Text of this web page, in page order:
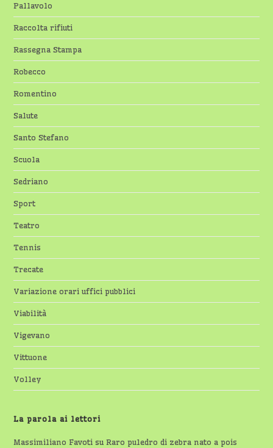
Pallavolo
Raccolta rifiuti
Rassegna Stampa
Robecco
Romentino
Salute
Santo Stefano
Scuola
Sedriano
Sport
Teatro
Tennis
Trecate
Variazione orari uffici pubblici
Viabilità
Vigevano
Vittuone
Volley
La parola ai lettori
Massimiliano Favoti suRaro puledro di zebra nato a pois